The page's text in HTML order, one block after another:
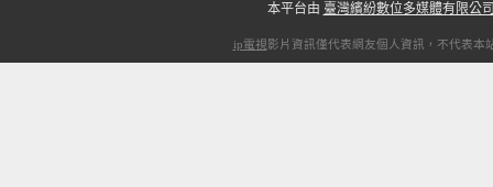
本平台由 臺灣繽紛數位多媒體有限公
ip電視影片資訊僅代表網友個人資訊，不代表本